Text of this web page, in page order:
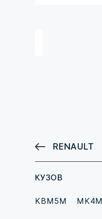
RENAULT
КУЗОВ
KBM5M MK4M